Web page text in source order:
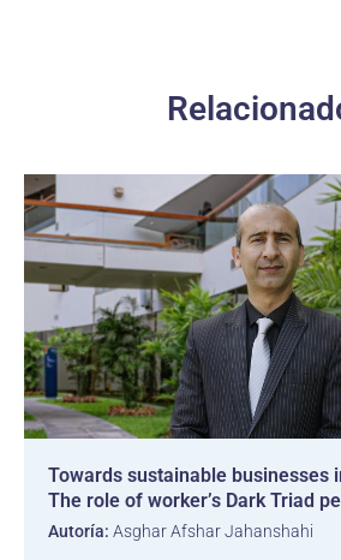
Towards sustainable businesses
The role of worker’s Dark Triad
Autoría: Asghar Afshar Jahanshahi